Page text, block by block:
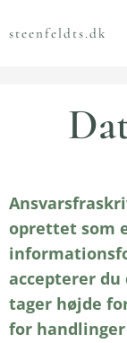
steenfeldts.dk
oprettet som
accepterer du
tager højde
for